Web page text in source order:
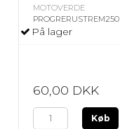
MOTOVERDE
PROGRERUSTREM250
På lager
60,00 DKK
Køb